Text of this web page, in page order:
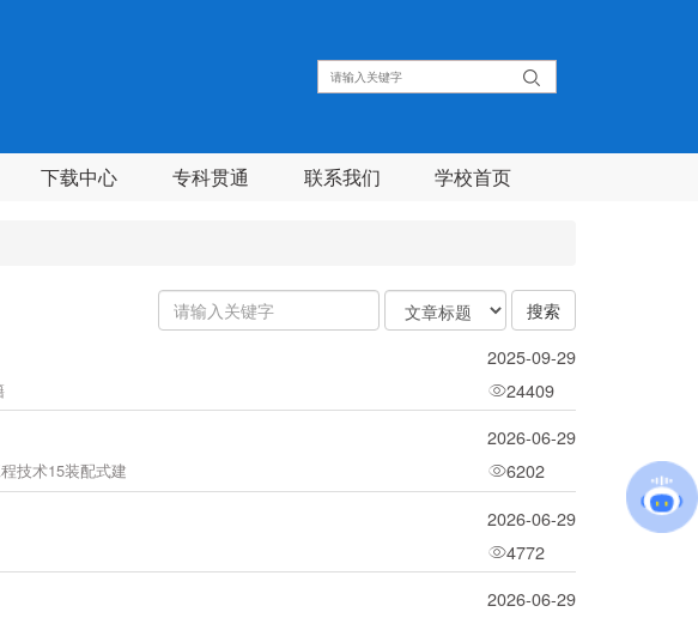
下载中心 专科贯通 联系我们 学校首页
关
键
关
键
型
搜索
2025-09-29
24409
技术15装配式建
2026-06-29
6202
2026-06-29
4772
2026-06-29